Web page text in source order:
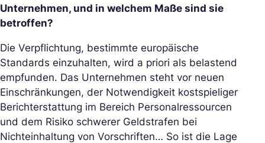
Unternehmen, und in welchem Maße sind sie
betroffen?
Die Verpflichtung, bestimmte europäische
Standards einzuhalten, wird a priori als belastend
empfunden. Das Unternehmen steht vor neuen
Einschränkungen, der Notwendigkeit kostspieliger
Berichterstattung im Bereich Personalressourcen
und dem Risiko schwerer Geldstrafen bei
Nichteinhaltung von Vorschriften… So ist die Lage